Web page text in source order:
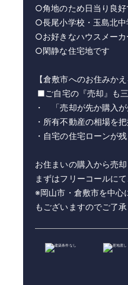
○角地のため日当り良好
○長尾小学校・玉島北中
○お好きなハウスメー
○閑静な住宅地です
【倉敷市へのお住みか
■ご自宅の『売却』も
・ 「売却が先か購入
・所有不動産の相場を
・自宅の住宅ローンが
お住まいの購入から売
まずはフリーコールに
※岡山市・倉敷市を中心
もございますのでご了承